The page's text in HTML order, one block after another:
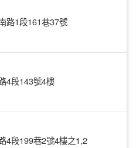
路1段161巷37號
4段143號4樓
4段199巷2號4樓之1,2